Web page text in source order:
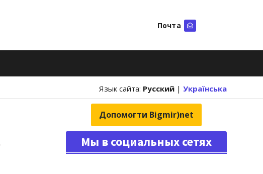
Почта
Язык сайта: Русский | Українська
Допомогти Bigmir)net
Мы в социальных сетях